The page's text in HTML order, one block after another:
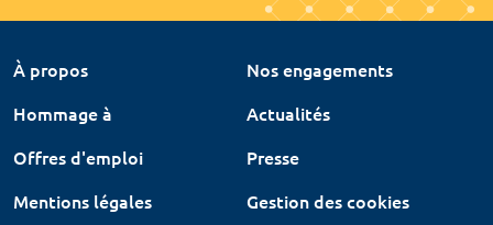
À propos
Nos engagements
Hommage à
Actualités
Offres d'emploi
Presse
Mentions légales
Gestion des cookies